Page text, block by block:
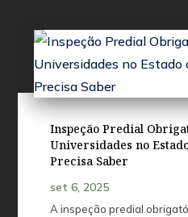
Inspeção Predial
Universidades no
Precisa Saber
set 6, 2025
A inspeção predial